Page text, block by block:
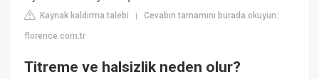
Kaynak kaldırma talebi |Cevabın tamamını burada okuyun:
florence.com.tr
Titreme ve halsizlik neden olur?